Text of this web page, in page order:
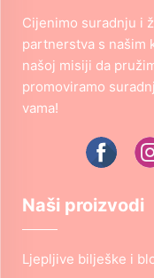
Cijenimo suradnju i
partnerstva s našim
našoj misiji da
promoviramo
vama!
Naši proizvodi
Ljepljive bilješke i